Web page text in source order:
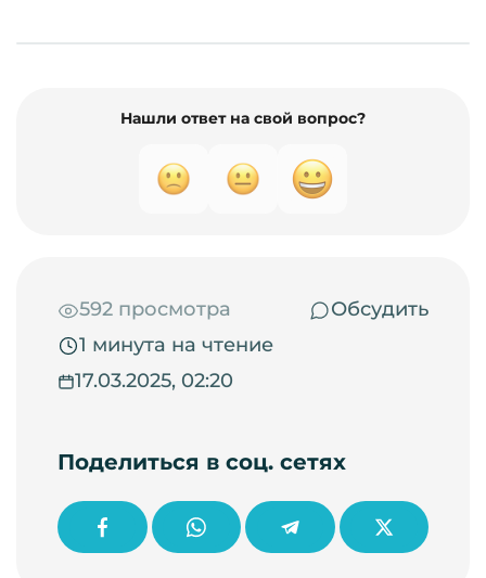
Нашли ответ на свой вопрос?
592 просмотра
Обсудить
1 минута на чтение
17.03.2025, 02:20
Поделиться в соц. сетях